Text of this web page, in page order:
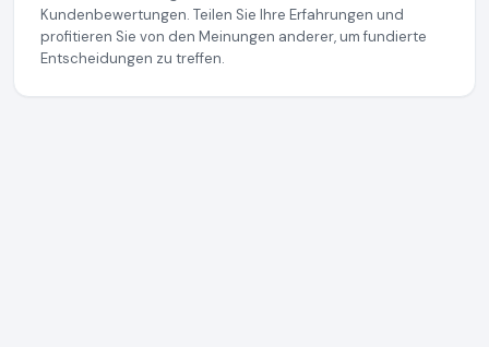
Kundenbewertungen. Teilen Sie Ihre Erfahrungen und
profitieren Sie von den Meinungen anderer, um fundierte
Entscheidungen zu treffen.